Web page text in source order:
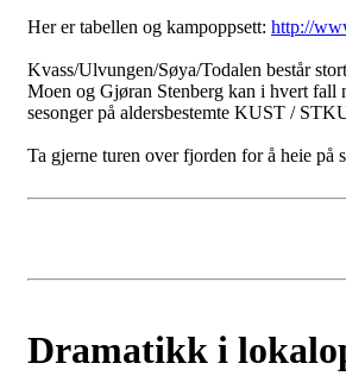
Her er tabellen og kampoppsett: http://
Kvass/Ulvungen/Søya/Todalen består
Moen og Gjøran Stenberg kan i hvert fall
sesonger på aldersbestemte KUST /
Ta gjerne turen over fjorden for å heie på
Dramatikk i